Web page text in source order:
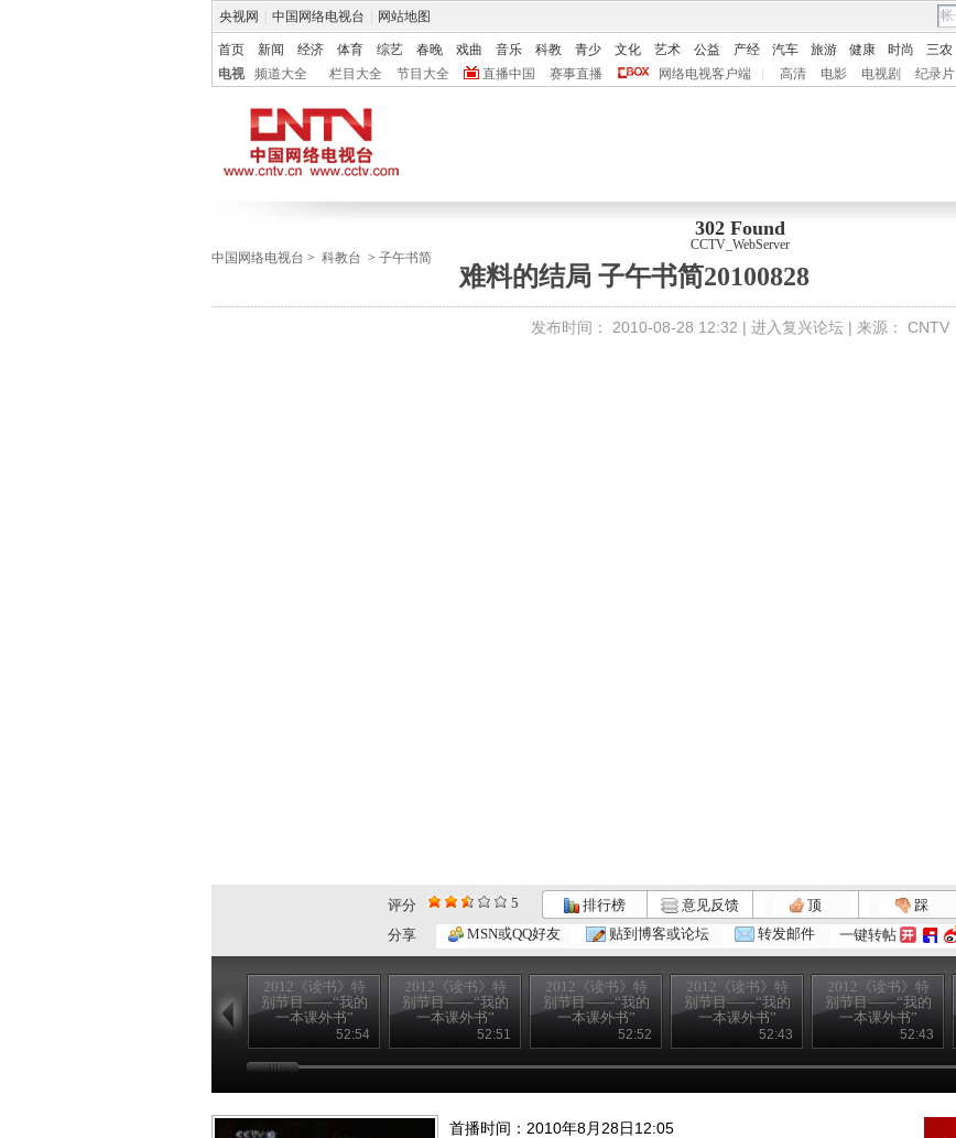
央视网 中国网络电视台 网站地图
首页 新闻 经济 体育 综艺 春晚 戏曲 音乐 科教 青少 文化 艺术 公益 产经 汽车 旅游 健康 时尚 三农
电视
频道大全 栏目大全 节目大全 直播中国 赛事直播 网络电视客户端 高清 电影 电视剧 纪录片
302 Found
CCTV_WebServer
中国网络电视台 > 科教台 > 子午书简
难料的结局 子午书简20100828
发布时间： 2010-08-28 12:32 | 进入复兴论坛 | 来源： CNTV
评分 5 排行榜 意见反馈 顶 踩
分享
MSN或QQ好友 贴到博客或论坛 转发邮件 一键转帖
2012《读书》特
别节目——“我的
一本课外书”
2012082652:54
2012《读书》特
别节目——“我的
一本课外书”
2012082552:51
2012《读书》特
别节目——“我的
一本课外书”
2012082452:52
2012《读书》特
别节目——“我的
一本课外书”
2012082352:43
2012《读书》特
别节目——“我的
一本课外书”
2012082352:43
首播时间：2010年8月28日12:05